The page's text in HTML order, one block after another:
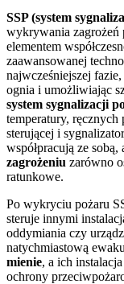
SSP (system
wykrywania zagrożeń
elementem
zaawansowanej
najwcześniejszej
ognia i umożliwiając
system sygnalizacji
temperatury,
sterującej i
współpracują ze sobą,
zagrożeniu zarówno
ratunkowe.
Po wykryciu pożaru
steruje innymi
oddymiania czy
natychmiastową
mienie, a ich
ochrony